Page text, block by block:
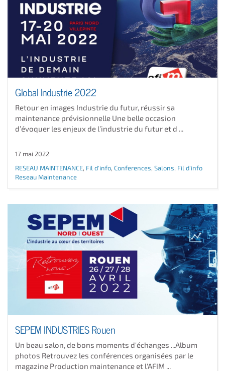
Global Industrie 2022
Retour en images Industrie du futur, réussir sa
maintenance prévisionnelle Une belle occasion
d’évoquer les enjeux de l’industrie du futur et d ...
17 mai 2022
RESEAU MAINTENANCE, Fil d'info, Conferences, Salons, Fil d'info
Reseau Maintenance
SEPEM INDUSTRIES Rouen
Un beau salon, de bons moments d'échanges ...Album
photos Retrouvez les conférences organisées par le
magazine Production maintenance et l'AFIM ...